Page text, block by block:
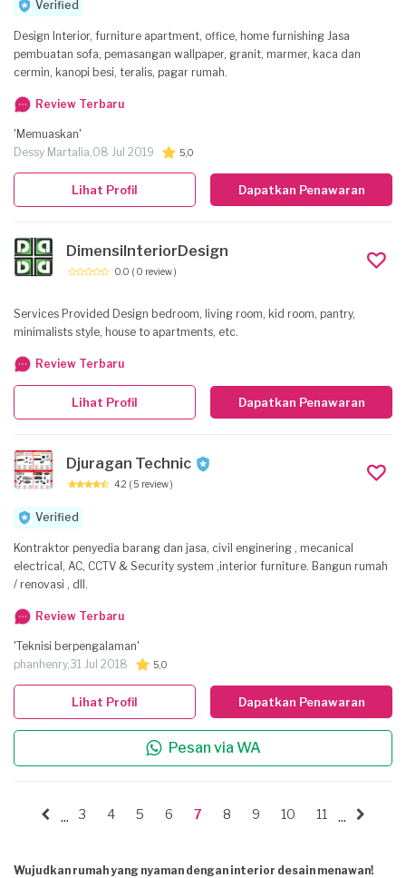
Verified
Design Interior, furniture apartment, office, home furnishing Jasa
pembuatan sofa, pemasangan wallpaper, granit, marmer, kaca dan
cermin, kanopi besi, teralis, pagar rumah.
Review Terbaru
'Memuaskan'
Dessy Martalia,08 Jul 2019 5,0
Dapatkan Penawaran
Lihat Profil
DimensiInteriorDesign
0.0 ( 0 review )
Services Provided Design bedroom, living room, kid room, pantry,
minimalists style, house to apartments, etc.
Review Terbaru
Dapatkan Penawaran
Lihat Profil
Djuragan Technic
4.2 ( 5 review )
Verified
Kontraktor penyedia barang dan jasa, civil enginering , mecanical
electrical, AC, CCTV & Security system ,interior furniture. Bangun rumah
/ renovasi , dll.
Review Terbaru
'Teknisi berpengalaman'
phanhenry,31 Jul 2018 5,0
Dapatkan Penawaran
Pesan via WA
Lihat Profil
... 3 4 5 6 7 8 9 10 11 ...
Wujudkan rumah yang nyaman dengan interior desain menawan!